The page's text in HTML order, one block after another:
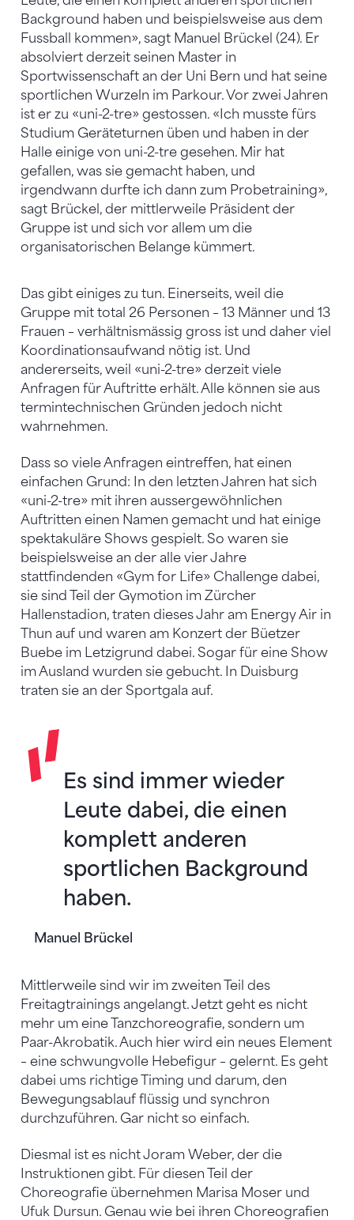
Background haben und beispielsweise aus dem
Fussball kommen», sagt Manuel Brückel (24). Er
absolviert derzeit seinen Master in
Sportwissenschaft an der Uni Bern und hat seine
sportlichen Wurzeln im Parkour. Vor zwei Jahren
ist er zu «uni-2-tre» gestossen. «Ich musste fürs
Studium Geräteturnen üben und haben in der
Halle einige von uni-2-tre gesehen. Mir hat
gefallen, was sie gemacht haben, und
irgendwann durfte ich dann zum Probetraining»,
sagt Brückel, der mittlerweile Präsident der
Gruppe ist und sich vor allem um die
organisatorischen Belange kümmert.
Das gibt einiges zu tun. Einerseits, weil die
Gruppe mit total 26 Personen – 13 Männer und 13
Frauen – verhältnismässig gross ist und daher viel
Koordinationsaufwand nötig ist. Und
andererseits, weil «uni-2-tre» derzeit viele
Anfragen für Auftritte erhält. Alle können sie aus
termintechnischen Gründen jedoch nicht
wahrnehmen.
Dass so viele Anfragen eintreffen, hat einen
einfachen Grund: In den letzten Jahren hat sich
«uni-2-tre» mit ihren aussergewöhnlichen
Auftritten einen Namen gemacht und hat einige
spektakuläre Shows gespielt. So waren sie
beispielsweise an der alle vier Jahre
stattfindenden «Gym for Life» Challenge dabei,
sie sind Teil der Gymotion im Zürcher
Hallenstadion, traten dieses Jahr am Energy Air in
Thun auf und waren am Konzert der Büetzer
Buebe im Letzigrund dabei. Sogar für eine Show
im Ausland wurden sie gebucht. In Duisburg
traten sie an der Sportgala auf.
Manuel Brückel
Es sind immer wieder
Leute dabei, die einen
komplett anderen
sportlichen Background
haben.
Mittlerweile sind wir im zweiten Teil des
Freitagtrainings angelangt. Jetzt geht es nicht
mehr um eine Tanzchoreografie, sondern um
Paar-Akrobatik. Auch hier wird ein neues Element
– eine schwungvolle Hebefigur – gelernt. Es geht
dabei ums richtige Timing und darum, den
Bewegungsablauf flüssig und synchron
durchzuführen. Gar nicht so einfach.
Diesmal ist es nicht Joram Weber, der die
Instruktionen gibt. Für diesen Teil der
Choreografie übernehmen Marisa Moser und
Ufuk Dursun. Genau wie bei ihren Choreografien